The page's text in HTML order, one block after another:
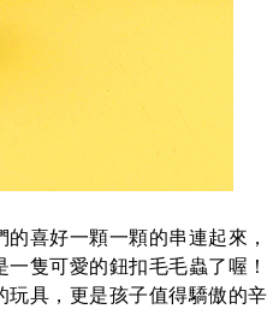
喜好一顆一顆的串連起來，
隻可愛的鈕扣毛毛蟲了喔！
玩具，更是孩子值得驕傲的辛